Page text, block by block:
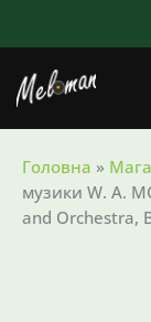
Головна »
музики W. A.
and Orchestra,